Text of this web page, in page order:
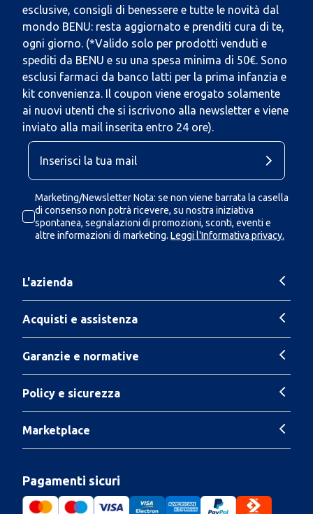
esclusive, consigli di benessere e tutte le novità dal
mondo BENU: resta aggiornato e prenditi cura di te,
ogni giorno. (*Valido solo per prodotti venduti e
spediti da BENU e su una spesa minima di 50€. Sono
esclusi farmaci da banco latti per la prima infanzia e
kit convenienza. Il coupon viene erogato solamente
ai nuovi utenti che si iscrivono alla newsletter e viene
inviato alla mail inserita entro 24 ore).
Marketing/Newsletter Nota: se non viene barrata la casella
di consenso non potrà ricevere, su nostra iniziativa
spontanea, segnalazioni di promozioni, sconti, eventi e
altre informazioni di marketing. Leggi l'Informativa privacy.
L'azienda
Acquisti e assistenza
Garanzie e normative
Policy e sicurezza
Marketplace
Pagamenti sicuri